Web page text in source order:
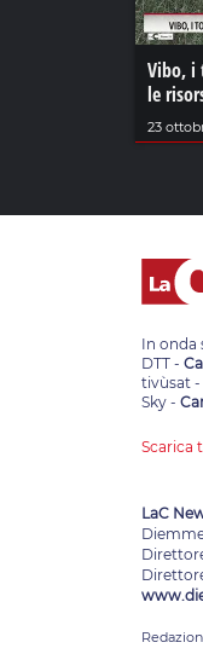
Vibo, i
le
23
In onda
DTT -
tivùsat -
Sky -
Scarica
LaC